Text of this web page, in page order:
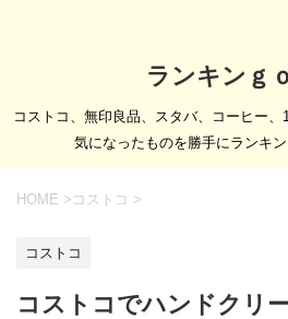
ランキンｇ
コストコ、無印良品、スタバ、コーヒー
気になったものを勝手にランキ
HOME > コストコ >
コストコ
コストコでハンドクリ